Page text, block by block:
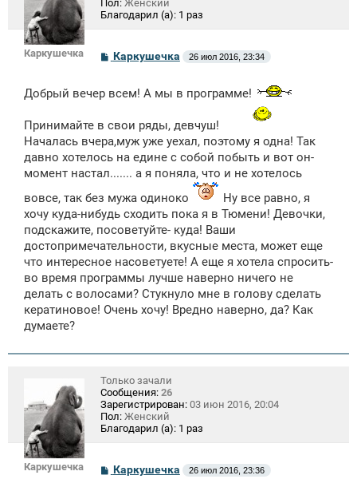
Каркушечка
Пол: Женский
Благодарил (а): 1 раз
С
щ
н
и
е
Каркушечка 26 июл 2016, 23:34
Добрый вечер всем! А мы в программе!
Принимайте в свои ряды, девчуш!
Началась вчера,муж уже уехал, поэтому я одна! Так
давно хотелось на едине с собой побыть и вот он-
момент настал....... а я поняла, что и не хотелось
вовсе, так без мужа одиноко
Ну все равно, я
хочу куда-нибудь сходить пока я в Тюмени! Девочки,
подскажите, посоветуйте- куда! Ваши
достопримечательности, вкусные места, может еще
что интересное насоветуете! А еще я хотела спросить-
во время программы лучше наверно ничего не
делать с волосами? Стукнуло мне в голову сделать
кератиновое! Очень хочу! Вредно наверно, да? Как
думаете?
Каркушечка
Только зачали
Сообщения: 26
Зарегистрирован: 03 июн 2016, 20:04
Пол: Женский
Благодарил (а): 1 раз
СКаркушечка 26 июл 2016, 23:36